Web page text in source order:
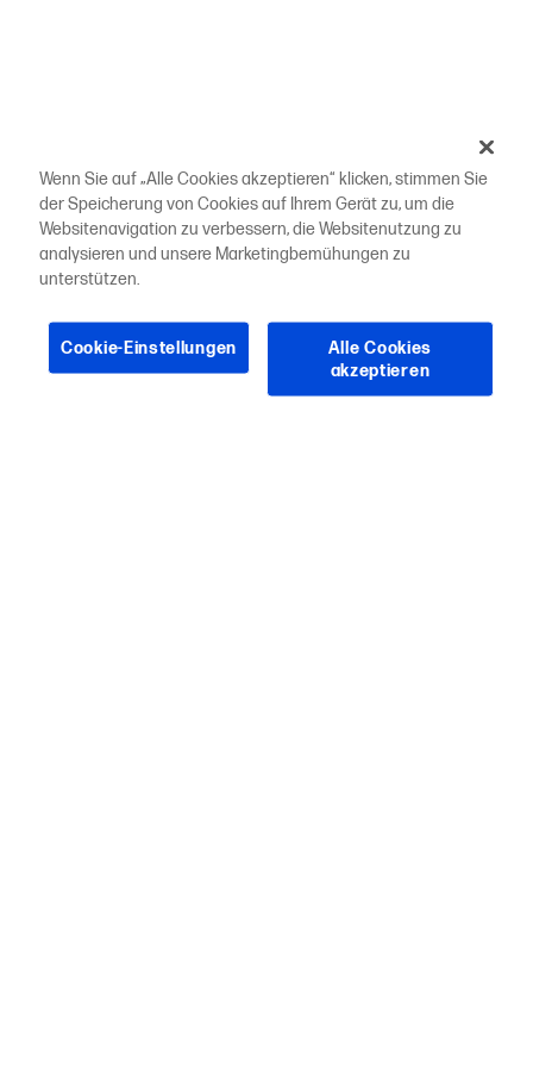
Wenn Sie auf „Alle Cookies akzeptieren“ klicken, stimmen Sie
der Speicherung von Cookies auf Ihrem Gerät zu, um die
Websitenavigation zu verbessern, die Websitenutzung zu
analysieren und unsere Marketingbemühungen zu
unterstützen.
Cookie-Einstellungen
Alle Cookies
akzeptieren